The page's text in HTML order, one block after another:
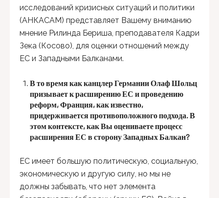
исследований кризисных ситуаций и политики
(АНКАСАМ) представляет Вашему вниманию
мнение Рилинда Бериша, преподавателя Кадри
Зека (Косово), для оценки отношений между
ЕС и Западными Балканами.
В то время как канцлер Германии Олаф Шольц
призывает к расширению ЕС и проведению
реформ, Франция, как известно,
придерживается противоположного подхода. В
этом контексте, как Вы оцениваете процесс
расширения ЕС в сторону Западных Балкан?
ЕС имеет большую политическую, социальную,
экономическую и другую силу, но мы не
должны забывать, что нет элемента